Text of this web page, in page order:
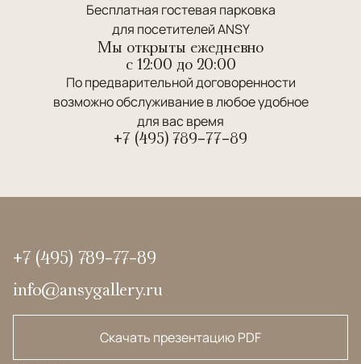
Бесплатная гостевая парковка
для посетителей ANSY
Мы открыты ежедневно
c 12:00 до 20:00
По предварительной договоренности
возможно обслуживание в любое удобное
для вас время
+7 (495) 789-77-89
+7 (495) 789-77-89
info@ansygallery.ru
Скачать презентацию PDF